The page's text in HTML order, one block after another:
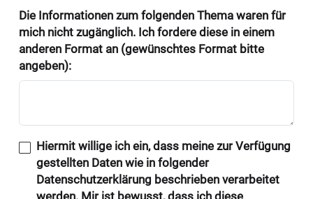
Die Informationen zum folgenden Thema waren für
mich nicht zugänglich. Ich fordere diese in einem
anderen Format an (gewünschtes Format bitte
angeben):
Hiermit willige ich ein, dass meine zur Verfügung
gestellten Daten wie in folgender
Datenschutzerklärung beschrieben verarbeitet
werden. Mir ist bewusst, dass ich diese